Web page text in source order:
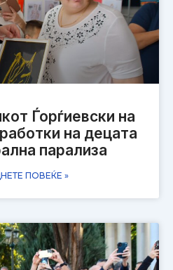
Ѓорѓиевски на
на децата
парализа
ПОВЕЌЕ »